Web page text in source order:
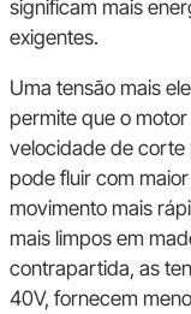
significam mais
exigentes.
Uma tensão mais
permite que o
velocidade de corte
pode fluir com
movimento mais
mais limpos em
contrapartida, as
40V, fornecem